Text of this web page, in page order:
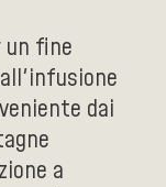
un fine
dai
a